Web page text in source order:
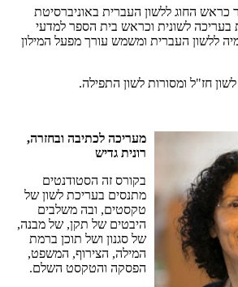
כראש החוג ללשון העברית באוניברסיטת
בעריכה לשונית וכראש בית הספר למדעי
ללשון העברית ומשמש עורך מפעל המילון
לשון חז"ל ומסורות לשון התפילה.
מעריכה לכתיבה ובחזרה,
רונית גדיש
בקורס זה הסטודנטים
מתנסים בעריכת לשון של
טקסטים, ובה משלבים
היבטים של תקן, של מבנה,
של סגנון ושל תוכן ברמת
המילה, הצירוף, המשפט,
הפסקה והטקסט השלם.